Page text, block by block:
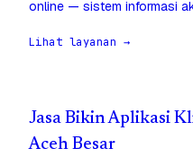
online — sistem informasi
Lihat layanan →
Jasa Bikin Aplikasi
Aceh Besar